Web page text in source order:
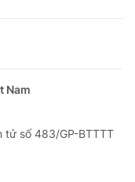
Nam
tử số 483/GP-BTTTT